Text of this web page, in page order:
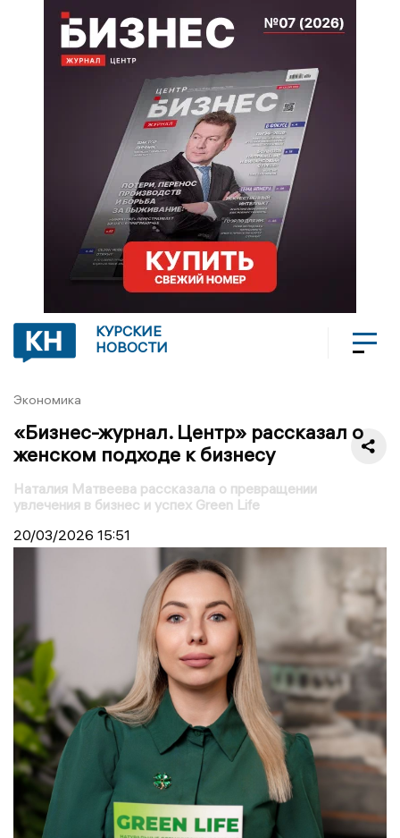
КУРСКИЕ
НОВОСТИ
Экономика
«Бизнес-журнал. Центр» рассказал о
женском подходе к бизнесу
Наталия Матвеева рассказала о превращении
увлечения в бизнес и успех Green Life
20/03/2026 15:51